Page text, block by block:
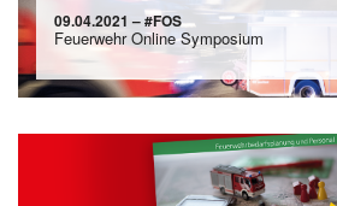
09.04.2021 – #FOS
Feuerwehr Online Symposium